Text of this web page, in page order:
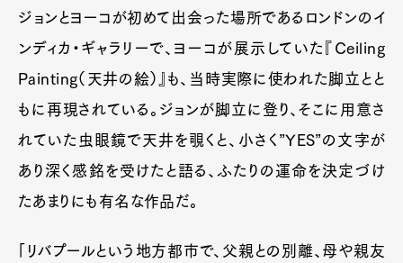
ジョンとヨーコが初めて出会った場所であるロンドンのイ
ンディカ・ギャラリーで、ヨーコが展示していた『Ceiling
Painting（天井の絵）』も、当時実際に使われた脚立とと
もに再現されている。ジョンが脚立に登り、そこに用意さ
れていた虫眼鏡で天井を覗くと、小さく”YES”の文字が
あり深く感銘を受けたと語る、ふたりの運命を決定づけ
たあまりにも有名な作品だ。
「リバプールという地方都市で、父親との別離、母や親友